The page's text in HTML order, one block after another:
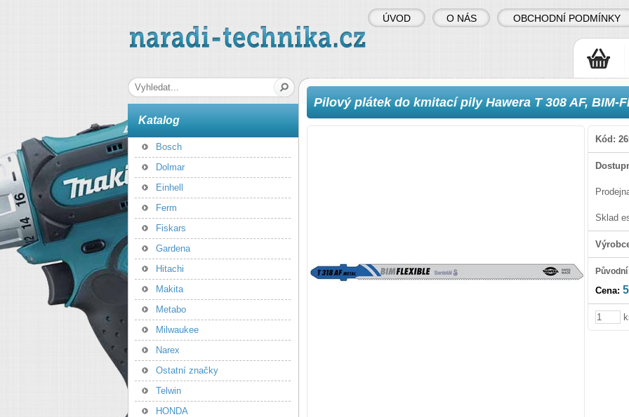
naradi-technika.cz
Pilový plátek do kmitací pily Hawera T 308 AF, BIM-
Kód:
Sklad
Cena:
Katalog
Bosch
Dolmar
Einhell
Ferm
Fiskars
Gardena
Hitachi
Makita
Metabo
Milwaukee
Narex
Ostatní značky
Telwin
HONDA
ÚVOD O NÁS OBCHODNÍ PODMÍNKY
Hledaná fráze